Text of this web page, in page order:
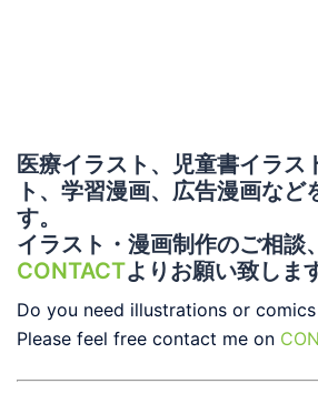
医療イラスト、児童書イラス
ト、学習漫画、広告漫画など
す。
イラスト・漫画制作のご相談
CONTACTよりお願い致しま
Do you need illustrations or
Please feel free contact me on